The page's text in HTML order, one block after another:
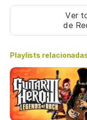
Ver
de
Playlists